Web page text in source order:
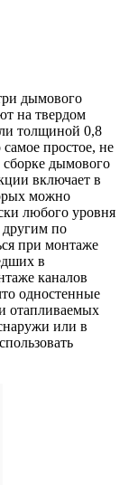
дымового
на твердом
толщиной 0,8
простое, не
дымового
включает в
можно
любого уровня
другим по
при монтаже
в
каналов
одностенные
отапливаемых
или в